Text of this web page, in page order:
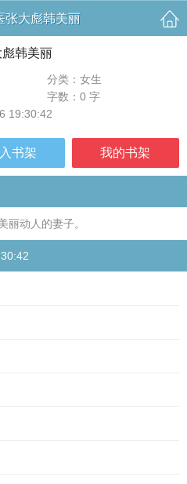
张大彪韩美丽
韩美丽
分类：女生
字数：0 字
19:30:42
书架 我的书架
丽动人的妻子。